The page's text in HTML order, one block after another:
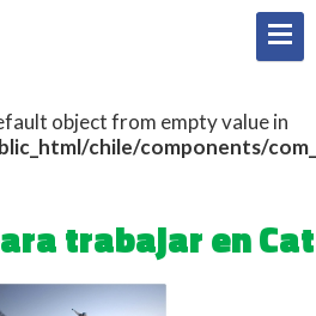
object from empty value in
chile/components/
trabajar en